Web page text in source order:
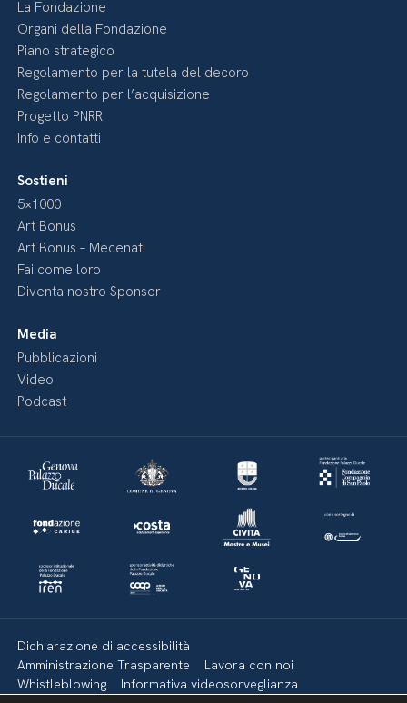
La Fondazione
Organi della Fondazione
Piano strategico
Regolamento per la tutela del decoro
Regolamento per l’acquisizione
Progetto PNRR
Info e contatti
Sostieni
5×1000
Art Bonus
Art Bonus – Mecenati
Fai come loro
Diventa nostro Sponsor
Media
Pubblicazioni
Video
Podcast
Dichiarazione di accessibilità
Amministrazione Trasparente
Lavora con noi
Whistleblowing
Informativa videosorveglianza